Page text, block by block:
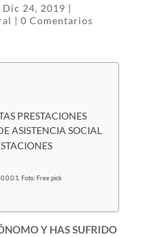
Dic 24, 2019 |
| 0 Comentarios
PRESTACIONES
ASISTENCIA SOCIAL
Foto: Free pick
Y HAS SUFRIDO